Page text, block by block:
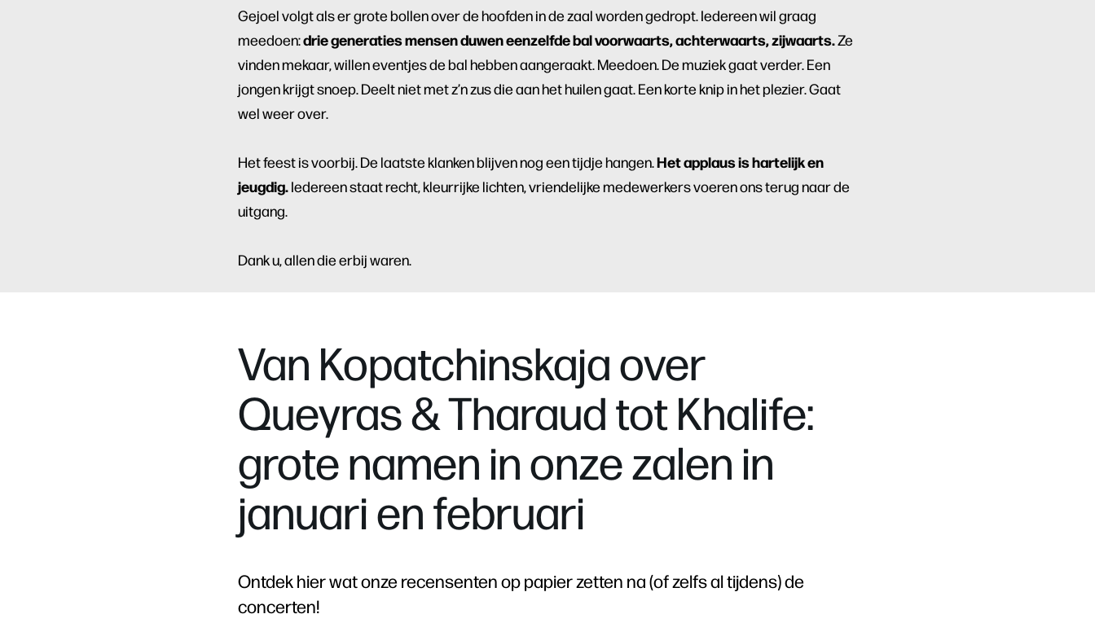
Gejoel volgt als er grote bollen over de hoofden in de zaal worden gedropt. Iedereen wil graag
meedoen:drie generaties mensen duwen eenzelfde bal voorwaarts, achterwaarts, zijwaarts.Ze
vinden mekaar, willen eventjes de bal hebben aangeraakt. Meedoen. De muziek gaat verder. Een
jongen krijgt snoep. Deelt niet met z’n zus die aan het huilen gaat. Een korte knip in het plezier. Gaat
wel weer over.
Het feest is voorbij. De laatste klanken blijven nog een tijdje hangen.Het applaus is hartelijk en
jeugdig.Iedereen staat recht, kleurrijke lichten, vriendelijke medewerkers voeren ons terug naar de
uitgang.
Dank u, allen die erbij waren.
Van Kopatchinskaja over
Queyras & Tharaud tot Khalife:
grote namen in onze zalen in
januari en februari
Ontdek hier wat onze recensenten op papier zetten na (of zelfs al tijdens) de
concerten!